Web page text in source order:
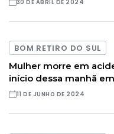
30 DE ABRIL DE 2024
BOM RETIRO DO SUL
Mulher morre em
início dessa manhã
11 DE JUNHO DE 2024